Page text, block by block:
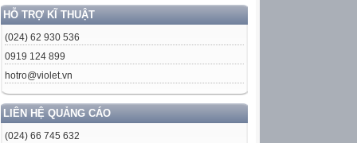
HỖ TRỢ KĨ THUẬT
(024) 62 930 536
0919 124 899
hotro@violet.vn
LIÊN HỆ QUẢNG CÁO
(024) 66 745 632